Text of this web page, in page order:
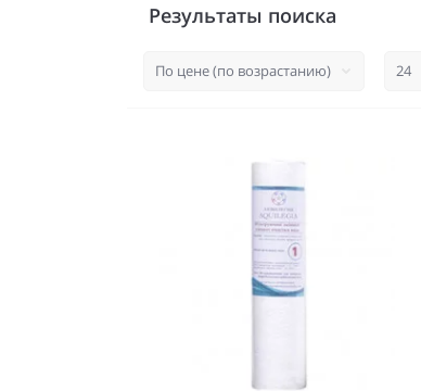
Результаты поиска